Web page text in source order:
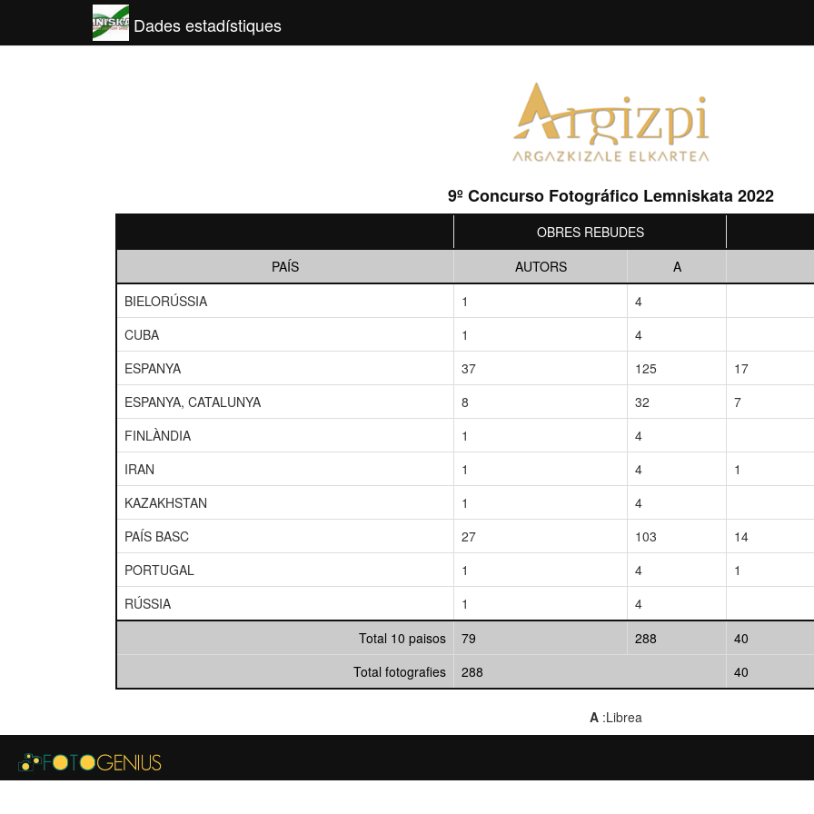
Dades estadístiques
9º Concurso Fotográfico Lemniskata 2022
OBRES REBUDES
PAÍS
AUTORS
A
BIELORÚSSIA
1
4
CUBA
1
4
ESPANYA
37 125
17
ESPANYA, CATALUNYA
8 32
7
FINLÀNDIA
1
4
IRAN
1 4
1
KAZAKHSTAN
1
4
PAÍS BASC
27 103
14
PORTUGAL
1 4
1
RÚSSIA
1
4
Total 10 paisos
79 288
40
Total fotografies
288 40
A :Librea